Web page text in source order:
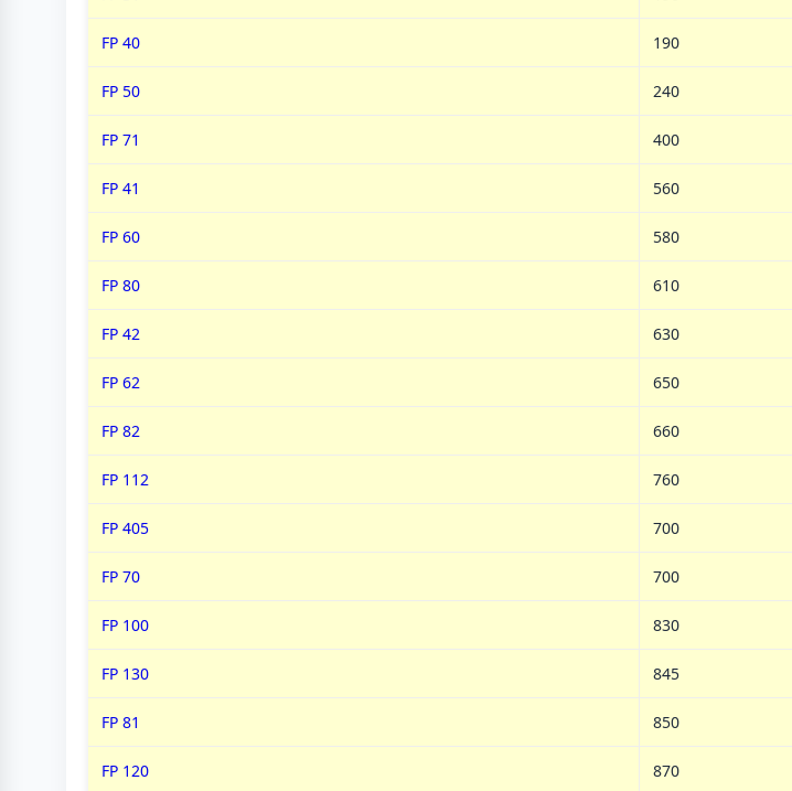
FP 40 190
FP 50 240
FP 71 400
FP 41 560
FP 60 580
FP 80 610
FP 42 630
FP 62 650
FP 82 660
FP 112 760
FP 405 700
FP 70 700
FP 100 830
FP 130 845
FP 81 850
FP 120 870